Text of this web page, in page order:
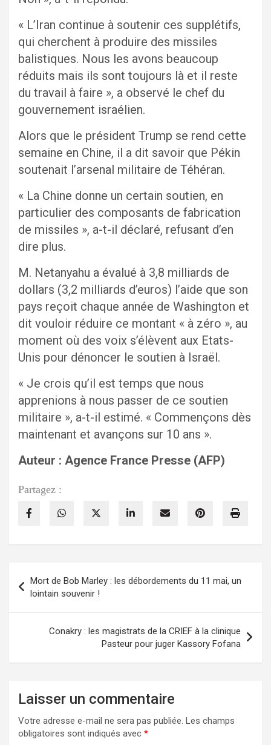
« L’Iran continue à soutenir ces supplétifs,
qui cherchent à produire des missiles
balistiques. Nous les avons beaucoup
réduits mais ils sont toujours là et il reste
du travail à faire », a observé le chef du
gouvernement israélien.
Alors que le président Trump se rend cette
semaine en Chine, il a dit savoir que Pékin
soutenait l’arsenal militaire de Téhéran.
« La Chine donne un certain soutien, en
particulier des composants de fabrication
de missiles », a-t-il déclaré, refusant d’en
dire plus.
M. Netanyahu a évalué à 3,8 milliards de
dollars (3,2 milliards d’euros) l’aide que son
pays reçoit chaque année de Washington et
dit vouloir réduire ce montant « à zéro », au
moment où des voix s’élèvent aux Etats-
Unis pour dénoncer le soutien à Israël.
« Je crois qu’il est temps que nous
apprenions à nous passer de ce soutien
militaire », a-t-il estimé. « Commençons dès
maintenant et avançons sur 10 ans ».
Auteur : Agence France Presse (AFP)
Partagez :
de
l’article
Mort de Bob Marley : les débordements du 11 mai, un
lointain souvenir !
Conakry : les magistrats de la CRIEF à la clinique
Pasteur pour juger Kassory Fofana
Laisser un commentaire
Votre adresse e-mail ne sera pas publiée. Les champs
obligatoires sont indiqués avec *